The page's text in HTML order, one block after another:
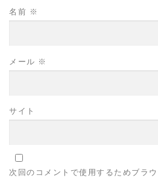
名前 ※
メール ※
サイト
次回のコメントで使用するためブラ